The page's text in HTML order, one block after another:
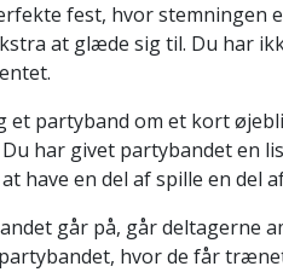
fest, hvor stemningen
at glæde sig til. Du har
et partyband om et kort
har givet partybandet en
have en del af spille en del
går på, går deltagerne
hvor de får